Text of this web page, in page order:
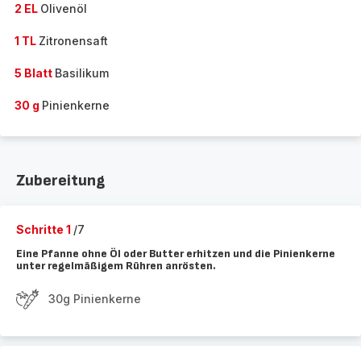
2 EL Olivenöl
1 TL Zitronensaft
5 Blatt Basilikum
30 g Pinienkerne
Zubereitung
Schritte 1 /7
Eine Pfanne ohne Öl oder Butter erhitzen und die Pinienkerne
unter regelmäßigem Rühren anrösten.
30g Pinienkerne